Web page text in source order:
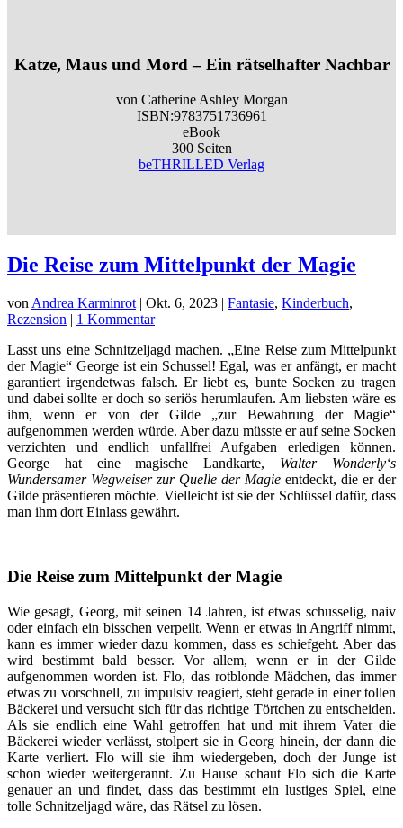
Katze, Maus und Mord – Ein rätselhafter Nachbar
von Catherine Ashley Morgan
ISBN:9783751736961
eBook
300 Seiten
beTHRILLED Verlag
Die Reise zum Mittelpunkt der Magie
von Andrea Karminrot | Okt. 6, 2023 | Fantasie, Kinderbuch,
Rezension | 1 Kommentar
Lasst uns eine Schnitzeljagd machen. „Eine Reise zum Mittelpunkt
der Magie“ George ist ein Schussel! Egal, was er anfängt, er macht
garantiert irgendetwas falsch. Er liebt es, bunte Socken zu tragen
und dabei sollte er doch so seriös herumlaufen. Am liebsten wäre es
ihm, wenn er von der Gilde „zur Bewahrung der Magie“
aufgenommen werden würde. Aber dazu müsste er auf seine Socken
verzichten und endlich unfallfrei Aufgaben erledigen können.
George hat eine magische Landkarte, Walter Wonderly‘s
Wundersamer Wegweiser zur Quelle der Magie entdeckt, die er der
Gilde präsentieren möchte. Vielleicht ist sie der Schlüssel dafür, dass
man ihm dort Einlass gewährt.
Die Reise zum Mittelpunkt der Magie
Wie gesagt, Georg, mit seinen 14 Jahren, ist etwas schusselig, naiv
oder einfach ein bisschen verpeilt. Wenn er etwas in Angriff nimmt,
kann es immer wieder dazu kommen, dass es schiefgeht. Aber das
wird bestimmt bald besser. Vor allem, wenn er in der Gilde
aufgenommen worden ist. Flo, das rotblonde Mädchen, das immer
etwas zu vorschnell, zu impulsiv reagiert, steht gerade in einer tollen
Bäckerei und versucht sich für das richtige Törtchen zu entscheiden.
Als sie endlich eine Wahl getroffen hat und mit ihrem Vater die
Bäckerei wieder verlässt, stolpert sie in Georg hinein, der dann die
Karte verliert. Flo will sie ihm wiedergeben, doch der Junge ist
schon wieder weitergerannt. Zu Hause schaut Flo sich die Karte
genauer an und findet, dass das bestimmt ein lustiges Spiel, eine
tolle Schnitzeljagd wäre, das Rätsel zu lösen.